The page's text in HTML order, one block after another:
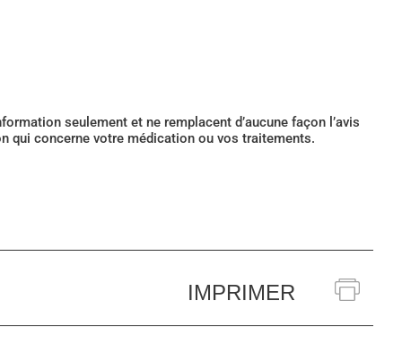
seulement et ne remplacent d’aucune façon l’avis
qui concerne votre médication ou vos traitements.
IMPRIMER